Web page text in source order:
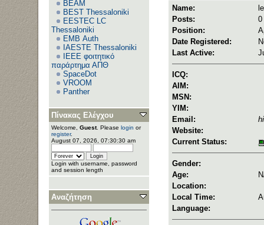
BEAM
BEST Thessaloniki
EESTEC LC
Thessaloniki
EΜΒ Auth
IAESTE Thessaloniki
IEEE φοιτητικό
παράρτημα ΑΠΘ
SpaceDot
VROOM
Panther
Πίνακας Ελέγχου
Welcome, Guest. Please login or
register.
August 07, 2026, 07:30:30 am
Login with username, password
and session length
Αναζήτηση
Name:
Posts:
0
Position:
Date Registered:
Last Active:
ICQ:
AIM:
MSN:
YIM:
Email:
Website:
Current Status:
Gender:
Age:
Location:
Local Time:
Language: